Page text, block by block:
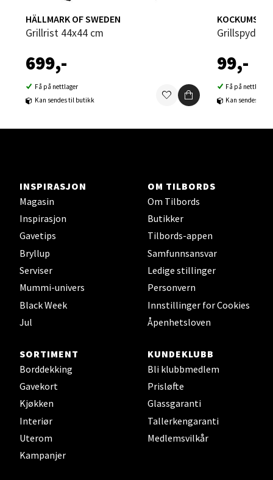
HÄLLMARK OF SWEDEN
Grillrist 44x44 cm
699,-
Få på nettlager
Kan sendes til butikk
KOCKUMS
Grillspyd
99,-
Få på nettlager
Kan sendes til
INSPIRASJON
Magasin
Inspirasjon
Gavetips
Bryllup
Serviser
Mummi-univers
Black Week
Jul
OM TILBORDS
Om Tilbords
Butikker
Tilbords-appen
Samfunnsansvar
Ledige stillinger
Personvern
Innstillinger for Cookies
Åpenhetsloven
SORTIMENT
Borddekking
Gavekort
Kjøkken
Interiør
Uterom
Kampanjer
KUNDEKLUBB
Bli klubbmedlem
Prisløfte
Glassgaranti
Tallerkengaranti
Medlemsvilkår
Åpent i dag 10-21
Velg
0 i butikk
Ski - Thon Senter Ski
Ski Storsenter, Jernbanesvingen 6, 1400 Ski
0 i butikk
Sortland - Sortland Storsenter